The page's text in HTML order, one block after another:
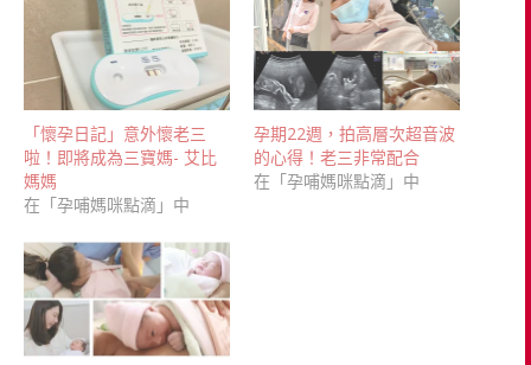
「懷孕日記」意外懷老三
啦！即將成為三寶媽- 艾比
媽媽
在「孕哺媽咪點滴」中
孕期22週，拍高層次超音波
的心得！老三非常配合
在「孕哺媽咪點滴」中